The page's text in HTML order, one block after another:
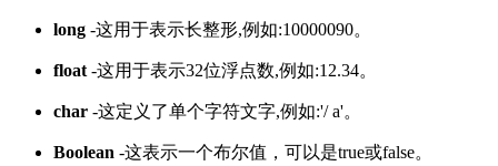
long -这用于表示长整形,例如:10000090。
float -这用于表示32位浮点数,例如:12.34。
char -这定义了单个字符文字,例如:'/ a'。
Boolean -这表示一个布尔值，可以是true或false。